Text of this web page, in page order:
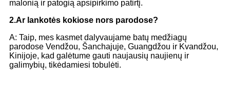
malonią ir patogią apsipirkimo patirtį.
2.Ar lankotės kokiose nors parodose?
A: Taip, mes kasmet dalyvaujame batų medžiagų
parodose Vendžou, Šanchajuje, Guangdžou ir Kvandžou,
Kinijoje, kad galėtume gauti naujausių naujienų ir
galimybių, tikėdamiesi tobulėti.